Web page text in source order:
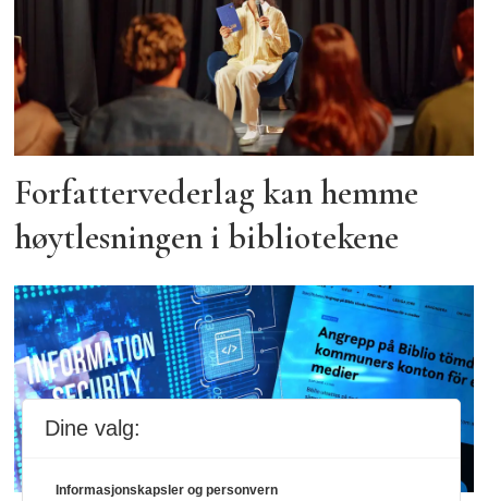
Forfattervederlag kan hemme
høytlesningen i bibliotekene
Dine valg:
Informasjonskapsler og personvern